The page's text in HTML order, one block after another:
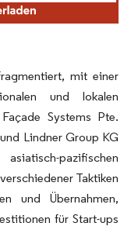
mit einer
und lokalen
Systems Pte.
Lindner Group KG
pazifischen
Taktiken
und Übernahmen,
für Start-ups